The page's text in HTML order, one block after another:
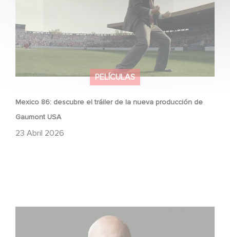
PELÍCULAS
Mexico 86: descubre el tráiler de la nueva producción de
Gaumont USA
23 Abril 2026
Gaumont USA adquiere OPUS, una investigación sobre
la caída de Banco Popular